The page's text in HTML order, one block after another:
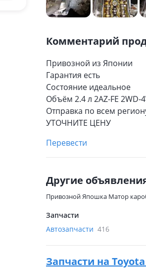
Комментарий
Привозной из Японии
Гарантия есть
Состояние идеальное
Объём 2.4 л 2AZ-FE 2WD-
Отправка по всем
УТОЧНИТЕ ЦЕНУ
Перевести
Другие
Привозной Япошка Матор
Запчасти
Автозапчасти 416
Запчасти на